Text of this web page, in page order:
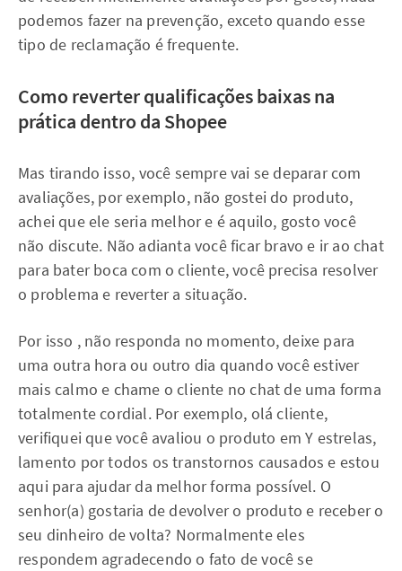
podemos fazer na prevenção, exceto quando esse
tipo de reclamação é frequente.
Como reverter qualificações baixas na
prática dentro da Shopee
Mas tirando isso, você sempre vai se deparar com
avaliações, por exemplo, não gostei do produto,
achei que ele seria melhor e é aquilo, gosto você
não discute. Não adianta você ficar bravo e ir ao chat
para bater boca com o cliente, você precisa resolver
o problema e reverter a situação.
Por isso , não responda no momento, deixe para
uma outra hora ou outro dia quando você estiver
mais calmo e chame o cliente no chat de uma forma
totalmente cordial. Por exemplo, olá cliente,
verifiquei que você avaliou o produto em Y estrelas,
lamento por todos os transtornos causados e estou
aqui para ajudar da melhor forma possível. O
senhor(a) gostaria de devolver o produto e receber o
seu dinheiro de volta? Normalmente eles
respondem agradecendo o fato de você se